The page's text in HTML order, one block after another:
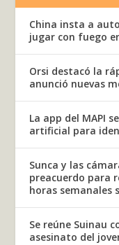
China insta a
jugar con fuego
Orsi destacó la
anunció nuevas
La app del MAPI
artificial para
Sunca y las
preacuerdo para
horas semanales
Se reúne Suinau
asesinato del